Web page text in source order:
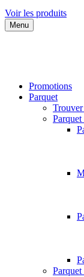
Voir les produits
Menu
Promotions
Parquet